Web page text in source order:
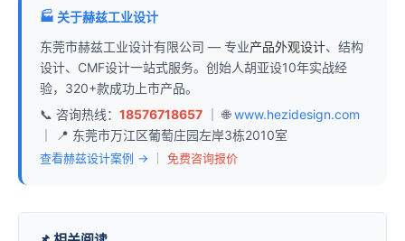
🏭 关于赫兹工业设计
东莞市赫兹工业设计有限公司 — 专业产品外观设计、结构
设计、CMF设计一站式服务。创始人胡亚设10年实战经
验，320+款成功上市产品。
📞 咨询热线： 18576718657 ｜ 🌐www.hezidesign.com
｜ 📍 东莞市万江区葡萄庄园左岸3栋2010室
查看赫兹设计案例 → 免费咨询报价